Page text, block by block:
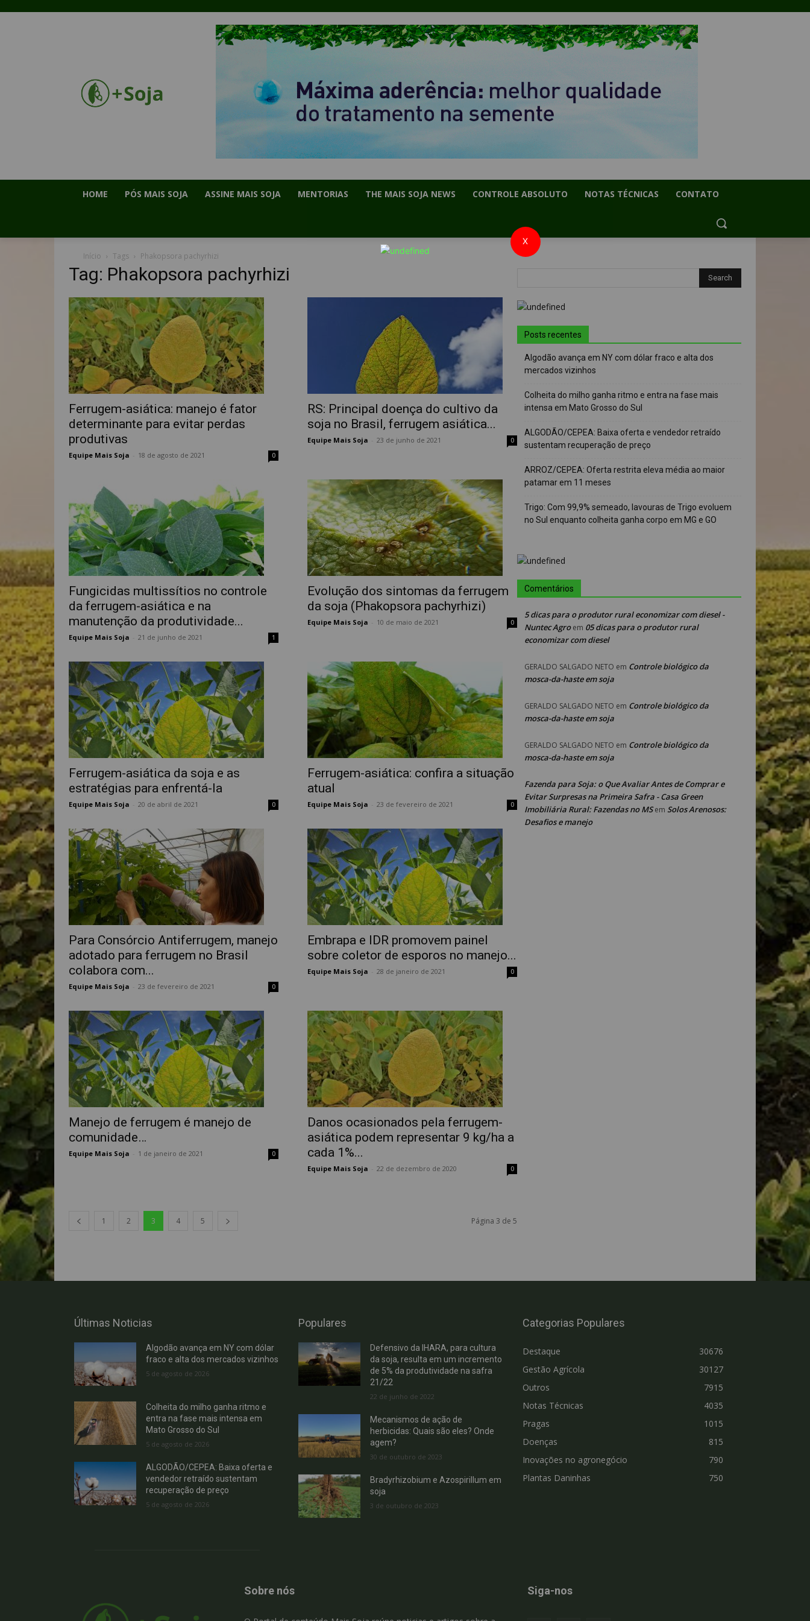
HOME PÓS MAIS SOJA ASSINE MAIS SOJA MENTORIAS THE MAIS SOJA NEWS CONTROLE ABSOLUTO NOTAS TÉCNICAS CONTATO
Início Tags Phakopsora pachyrhizi
Tag: Phakopsora pachyrhizi
Ferrugem-asiática: manejo é fator
determinante para evitar perdas
produtivas
Equipe Mais Soja 18 de agosto de 2021 0
RS: Principal doença do cultivo da
soja no Brasil, ferrugem asiática...
Equipe Mais Soja 23 de junho de 2021 0
Fungicidas multissítios no controle
da ferrugem-asiática e na
manutenção da produtividade...
Equipe Mais Soja 21 de junho de 2021 1
Evolução dos sintomas da ferrugem
da soja (Phakopsora pachyrhizi)
Equipe Mais Soja 10 de maio de 2021 0
Ferrugem-asiática da soja e as
estratégias para enfrentá-la
Equipe Mais Soja 20 de abril de 2021 0
Ferrugem-asiática: confira a situação
atual
Equipe Mais Soja 23 de fevereiro de 2021 0
Para Consórcio Antiferrugem, manejo
adotado para ferrugem no Brasil
colabora com...
Equipe Mais Soja 23 de fevereiro de 2021 0
Embrapa e IDR promovem painel
sobre coletor de esporos no manejo...
Equipe Mais Soja 28 de janeiro de 2021 0
Manejo de ferrugem é manejo de
comunidade…
Equipe Mais Soja 1 de janeiro de 2021 0
Danos ocasionados pela ferrugem-
asiática podem representar 9 kg/ha a
cada 1%...
Equipe Mais Soja 22 de dezembro de 2020 0
1 2 3 4 5 Página 3 de 5
Posts recentes
Algodão avança em NY com dólar fraco e alta dos
mercados vizinhos
Colheita do milho ganha ritmo e entra na fase mais
intensa em Mato Grosso do Sul
ALGODÃO/CEPEA: Baixa oferta e vendedor retraído
sustentam recuperação de preço
ARROZ/CEPEA: Oferta restrita eleva média ao maior
patamar em 11 meses
Trigo: Com 99,9% semeado, lavouras de Trigo evoluem
no Sul enquanto colheita ganha corpo em MG e GO
Comentários
5 dicas para o produtor rural economizar com diesel -
Nuntec Agroem 05 dicas para o produtor rural
economizar com diesel
GERALDO SALGADO NETO em Controle biológico da
mosca-da-haste em soja
GERALDO SALGADO NETO em Controle biológico da
mosca-da-haste em soja
GERALDO SALGADO NETO em Controle biológico da
mosca-da-haste em soja
Fazenda para Soja: o Que Avaliar Antes de Comprar e
Evitar Surpresas na Primeira Safra - Casa Green
Imobiliária Rural: Fazendas no MSem Solos Arenosos:
Desafios e manejo
Últimas Noticias
Algodão avança em NY com dólar
fraco e alta dos mercados vizinhos
5 de agosto de 2026
Colheita do milho ganha ritmo e
entra na fase mais intensa em
Mato Grosso do Sul
5 de agosto de 2026
ALGODÃO/CEPEA: Baixa oferta e
vendedor retraído sustentam
recuperação de preço
5 de agosto de 2026
Populares
Defensivo da IHARA, para cultura
da soja, resulta em um incremento
de 5% da produtividade na safra
21/22
22 de junho de 2022
Mecanismos de ação de
herbicidas: Quais são eles? Onde
agem?
30 de outubro de 2023
Bradyrhizobium e Azospirillum em
soja
3 de outubro de 2023
Categorias Populares
Destaque
30676
Gestão Agrícola
30127
Outros
7915
Notas Técnicas
4035
Pragas
1015
Doenças
815
Inovações no agronegócio
790
Plantas Daninhas
750
Sobre nós Siga-nos
X